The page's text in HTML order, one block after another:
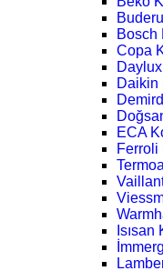
Bosch
Copa
Daikin
ECA
Ferroli